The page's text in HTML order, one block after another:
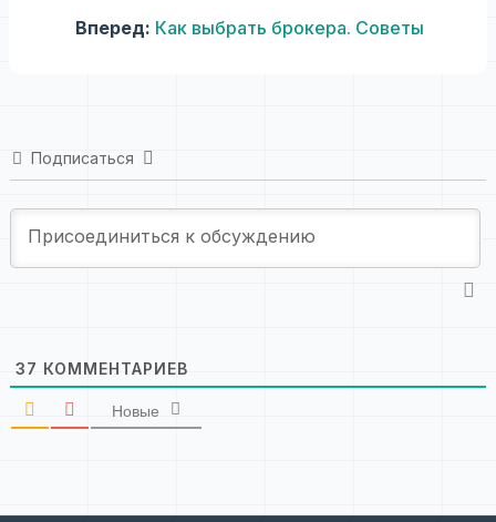
Вперед: Как выбрать брокера. Советы
Подписаться
37 КОММЕНТАРИЕВ
Новые